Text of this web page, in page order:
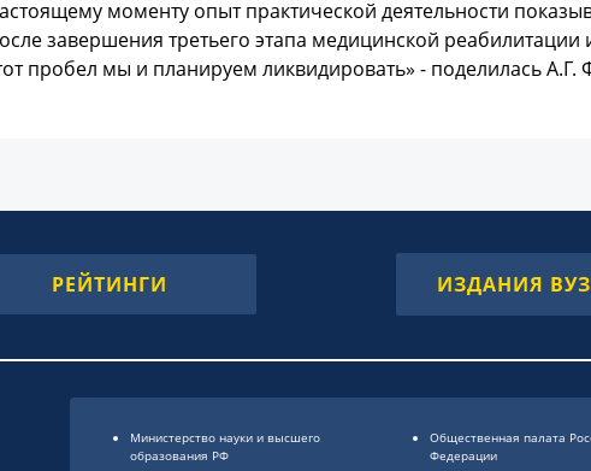
моменту опыт практической деятельности
завершения третьего этапа медицинской
пробел мы и планируем ликвидировать» - поделилась А.Г.
РЕЙТИНГИ ИЗДАНИЯ
Министерство науки и высшего
образования РФ
Общественная палата
Федерации